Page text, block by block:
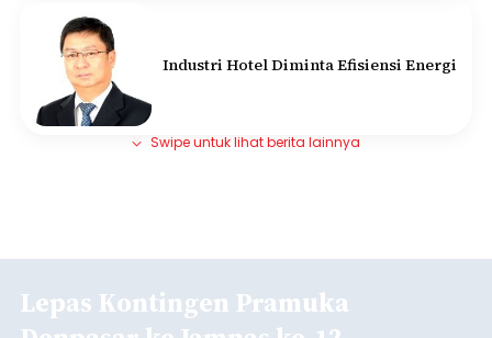
Industri Hotel Diminta Efisiensi Energi
Swipe untuk lihat berita lainnya
Lepas Kontingen Pramuka